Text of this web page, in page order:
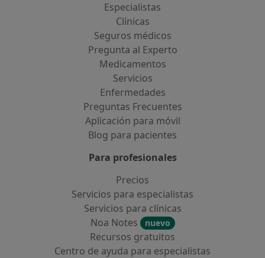
Especialistas
Clínicas
Seguros médicos
Pregunta al Experto
Medicamentos
Servicios
Enfermedades
Preguntas Frecuentes
Aplicación para móvil
Blog para pacientes
Para profesionales
Precios
Servicios para especialistas
Servicios para clínicas
Noa Notes
nuevo
Recursos gratuitos
Centro de ayuda para especialistas